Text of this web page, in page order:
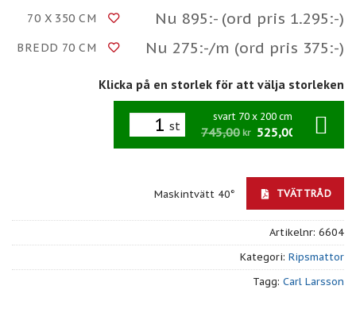
70 X 350 CM Nu 895:- (ord pris 1.295:-)
BREDD 70 CM Nu 275:-/m (ord pris 375:-)
Klicka på en storlek för att välja storleken
st
svart 70 x 200 cm
745,00 kr 525,00 /st
Maskintvätt 40° TVÄTTRÅD
Artikelnr: 6604
Kategori: Ripsmattor
Tagg: Carl Larsson